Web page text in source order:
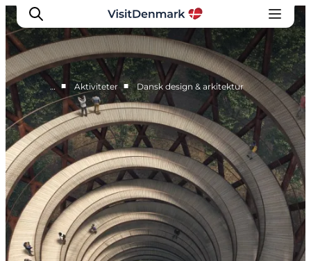
Inspiration
Resmål
Aktiviteter
Övernatta
Planera resan
… ■ Aktiviteter ■ Dansk design & arkitektur